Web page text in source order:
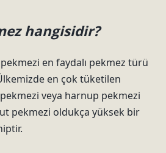
hangisidir?
en faydalı pekmez türü
en çok tüketilen
veya harnup pekmezi
pekmezi oldukça yüksek bir